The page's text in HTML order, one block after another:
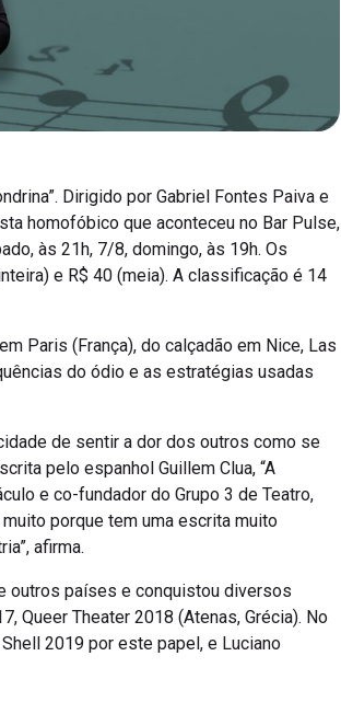
Dirigido por Gabriel Fontes Paiva e
homofóbico que aconteceu no Bar Pulse,
às 21h, 7/8, domingo, às 19h. Os
e R$ 40 (meia). A classificação é 14
Paris (França), do calçadão em Nice, Las
do ódio e as estratégias usadas
de sentir a dor dos outros como se
pelo espanhol Guillem Clua, “A
e co-fundador do Grupo 3 de Teatro,
porque tem uma escrita muito
afirma.
outros países e conquistou diversos
Queer Theater 2018 (Atenas, Grécia). No
2019 por este papel, e Luciano